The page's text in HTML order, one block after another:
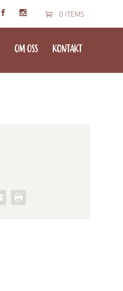
0 ITEMS
OM OSS KONTAKT